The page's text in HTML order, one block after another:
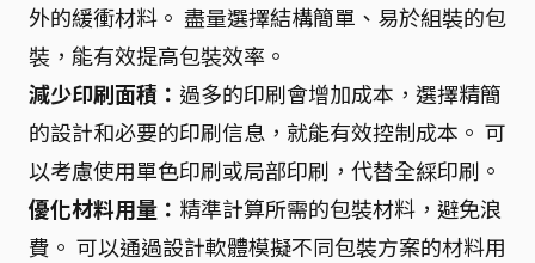
外的緩衝材料。 盡量選擇結構簡單、易於組裝的包
裝，能有效提高包裝效率。
減少印刷面積： 過多的印刷會增加成本，選擇精簡
的設計和必要的印刷信息，就能有效控制成本。 可
以考慮使用單色印刷或局部印刷，代替全綵印刷。
優化材料用量： 精準計算所需的包裝材料，避免浪
費。 可以通過設計軟體模擬不同包裝方案的材料用